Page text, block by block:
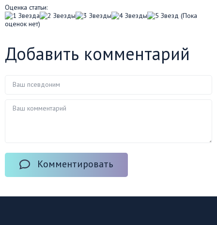
Оценка статьи:
(Пока
оценок нет)
Добавить комментарий
Комментировать